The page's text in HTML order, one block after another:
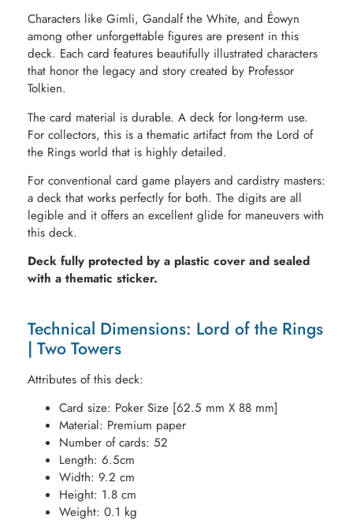
Characters like Gimli, Gandalf the White, and Éowyn
among other unforgettable figures are present in this
deck. Each card features beautifully illustrated characters
that honor the legacy and story created by Professor
Tolkien.
The card material is durable. A deck for long-term use.
For collectors, this is a thematic artifact from the Lord of
the Rings world that is highly detailed.
For conventional card game players and cardistry masters:
a deck that works perfectly for both. The digits are all
legible and it offers an excellent glide for maneuvers with
this deck.
Deck fully protected by a plastic cover and sealed
with a thematic sticker.
Technical Dimensions: Lord of the Rings
| Two Towers
Attributes of this deck:
Card size: Poker Size [62.5 mm X 88 mm]
Material: Premium paper
Number of cards: 52
Length: 6.5cm
Width: 9.2 cm
Height: 1.8 cm
Weight: 0.1 kg